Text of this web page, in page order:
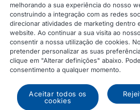
© 2026 DAF
Aviso
Declaração de privacidade
DAF e cookies
melhorando a sua experiência do nosso
construindo a integração com as redes
direcionar atividades de marketing dentro
website. Ao continuar a sua visita ao
consentir a nossa utilização de cookies.
pretender personalizar as suas
clique em "Alterar definições" abaixo.
consentimento a qualquer momento.
Aceitar todos os
cookies